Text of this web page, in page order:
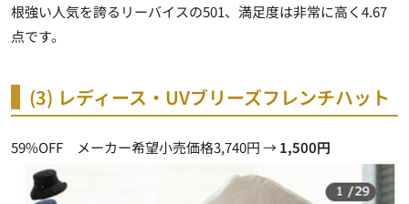
根強い人気を誇るリーバイスの501、満足度は非常に高く4.67
点です。
(3) レディース・UVブリーズフレンチハット
59%OFF メーカー希望小売価格3,740円 →1,500円